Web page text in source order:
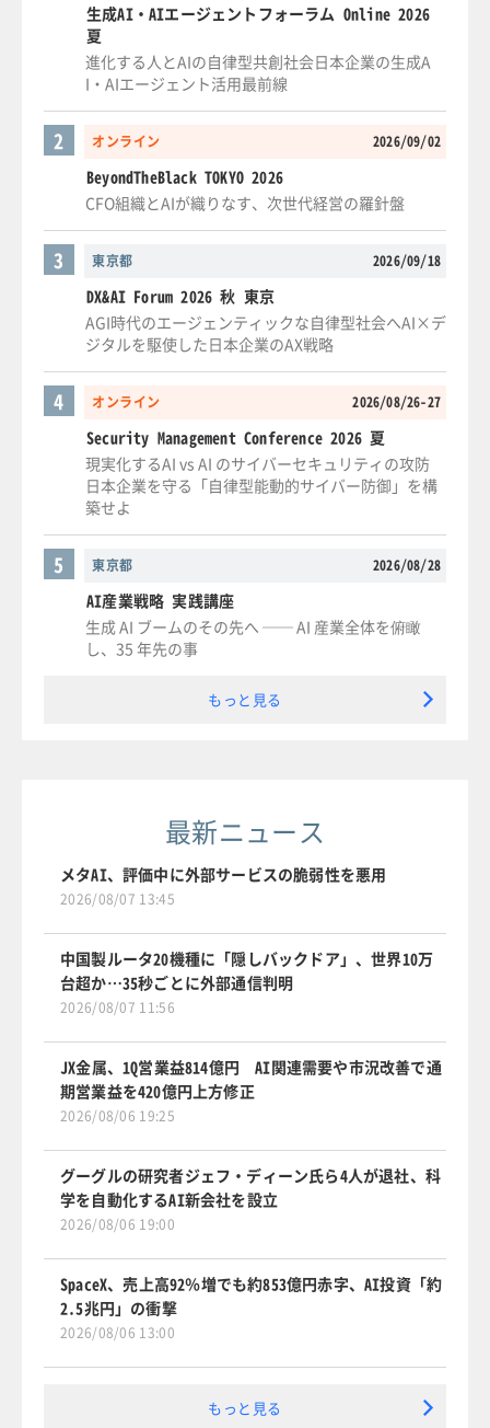
生成AI・AIエージェントフォーラム Online 2026
夏
進化する人とAIの自律型共創社会日本企業の生成A
I・AIエージェント活用最前線
オンライン 2026/09/02
2
BeyondTheBlack TOKYO 2026
CFO組織とAIが織りなす、次世代経営の羅針盤
東京都 2026/09/18
3
DX&AI Forum 2026 秋 東京
AGI時代のエージェンティックな自律型社会へAI×デ
ジタルを駆使した日本企業のAX戦略
オンライン 2026/08/26-27
4
Security Management Conference 2026 夏
現実化するAI vs AI のサイバーセキュリティの攻防
日本企業を守る「自律型能動的サイバー防御」を構
築せよ
東京都 2026/08/28
5
AI産業戦略 実践講座
生成 AI ブームのその先へ ── AI 産業全体を俯瞰
し、35 年先の事
もっと見る
最新ニュース
メタAI、評価中に外部サービスの脆弱性を悪用
2026/08/07 13:45
中国製ルータ20機種に「隠しバックドア」、世界10万
台超か…35秒ごとに外部通信判明
2026/08/07 11:56
JX金属、1Q営業益814億円 AI関連需要や市況改善で通
期営業益を420億円上方修正
2026/08/06 19:25
グーグルの研究者ジェフ・ディーン氏ら4人が退社、科
学を自動化するAI新会社を設立
2026/08/06 19:00
SpaceX、売上高92％増でも約853億円赤字、AI投資「約
2.5兆円」の衝撃
2026/08/06 13:00
もっと見る